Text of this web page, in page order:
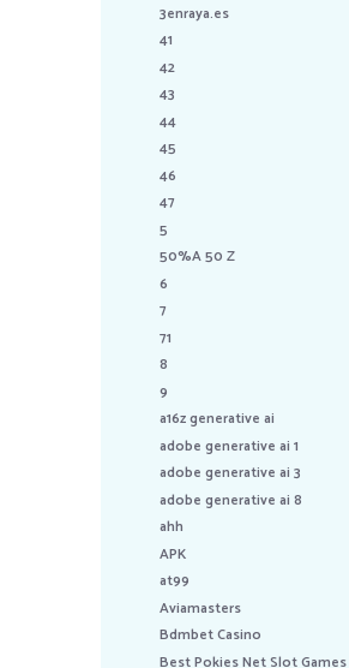
3enraya.es
41
42
43
44
45
46
47
5
50%A 50 Z
6
7
71
8
9
a16z generative ai
adobe generative ai 1
adobe generative ai 3
adobe generative ai 8
ahh
APK
at99
Aviamasters
Bdmbet Casino
Best Pokies Net Slot Games